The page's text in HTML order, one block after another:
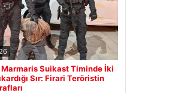
Marmaris Suikast Timinde İki
Sır: Firari Teröristin